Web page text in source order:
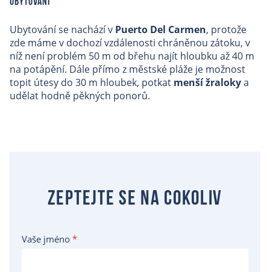
Ubytování se nachází v Puerto Del Carmen, protože
zde máme v dochozí vzdálenosti chráněnou zátoku, v
níž není problém 50 m od břehu najít hloubku až 40 m
na potápění. Dále přímo z městské pláže je možnost
topit útesy do 30 m hloubek, potkat menší žralokya
udělat hodně pěkných ponorů.
Zeptejte se na cokoliv
Vaše jméno *